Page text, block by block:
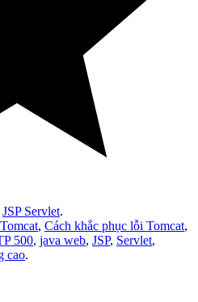
JSP Servlet.
, Cách khắc phục lỗi Tomcat,
500, java web, JSP, Servlet,
cao.